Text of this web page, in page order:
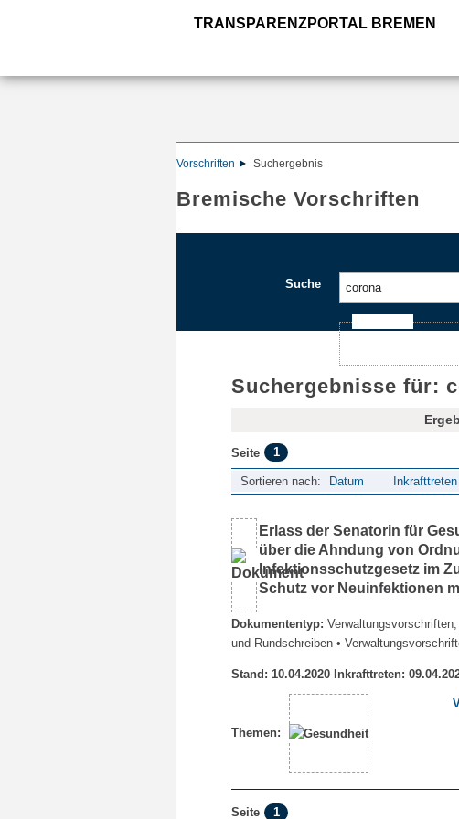
TRANSPARENZPORTAL BREMEN
Vorschriften Suchergebnis
Bremische Vorschriften
Suche
Suchergebnisse für:
Seite 1
Sortieren nach: Datum Inkrafttreten
Erlass der Senatorin für
über die Ahndung von
Infektionsschutzgesetz im
Schutz vor Neuinfektionen
Dokumententyp:
und Rundschreiben •
Stand: 10.04.2020 Inkrafttreten:
Themen:
Seite 1